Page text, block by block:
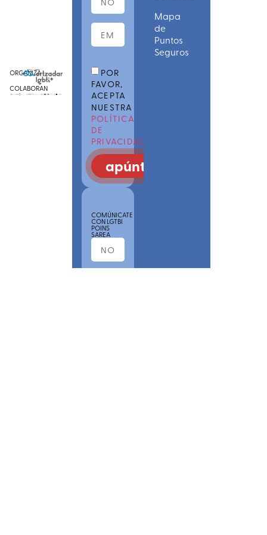
ORGANIZA
COLABORAN
POR
FAVOR,
ACEPTA
NUESTRA
POLÍTICA
DE
PRIVACIDAD
apúntate
COMÚNICATE
CON LGTBI
POINS
SAREA
Mapa
de
Puntos
Seguros